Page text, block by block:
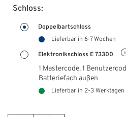
Schloss:
Doppelbartschloss
Lieferbar in 6-7 Wochen
Elektronikschloss E 73300
1 Mastercode, 1
Batteriefach außen
Lieferbar in 2-3 Werktagen